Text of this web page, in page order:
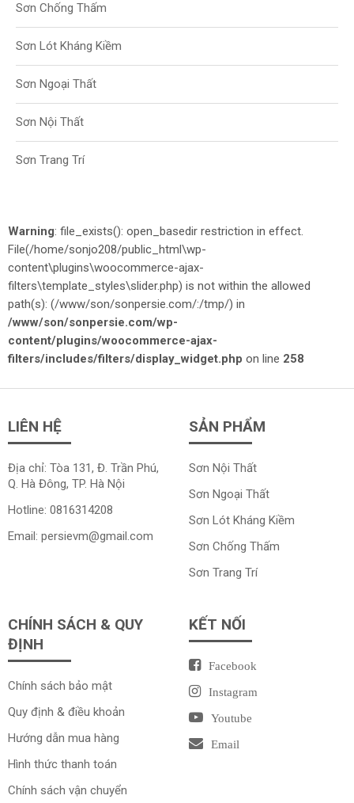
Sơn Chống Thấm
Sơn Lót Kháng Kiềm
Sơn Ngoại Thất
Sơn Nội Thất
Sơn Trang Trí
Warning: file_exists(): open_basedir restriction in effect.
File(/home/sonjo208/public_html\wp-
content\plugins\woocommerce-ajax-
filters\template_styles\slider.php) is not within the allowed
path(s): (/www/son/sonpersie.com/:/tmp/) in
/www/son/sonpersie.com/wp-
content/plugins/woocommerce-ajax-
filters/includes/filters/display_widget.php on line 258
LIÊN HỆ
Địa chỉ: Tòa 131, Đ. Trần Phú,
Q. Hà Đông, TP. Hà Nội
Hotline: 0816314208
Email: persievm@gmail.com
SẢN PHẨM
Sơn Nội Thất
Sơn Ngoại Thất
Sơn Lót Kháng Kiềm
Sơn Chống Thấm
Sơn Trang Trí
CHÍNH SÁCH & QUY
ĐỊNH
Chính sách bảo mật
Quy định & điều khoản
Hướng dẫn mua hàng
Hình thức thanh toán
Chính sách vận chuyển
KẾT NỐI
Facebook
Instagram
Youtube
Email